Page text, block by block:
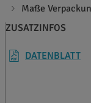
Maße
ZUSATZINFOS
DATENBLATT